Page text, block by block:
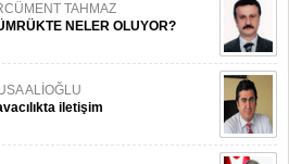
TAHMAZ
NELER OLUYOR?
ALİOĞLU
iletişim